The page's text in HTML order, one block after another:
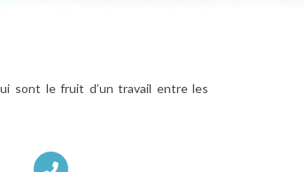
sont le fruit d’un travail entre les